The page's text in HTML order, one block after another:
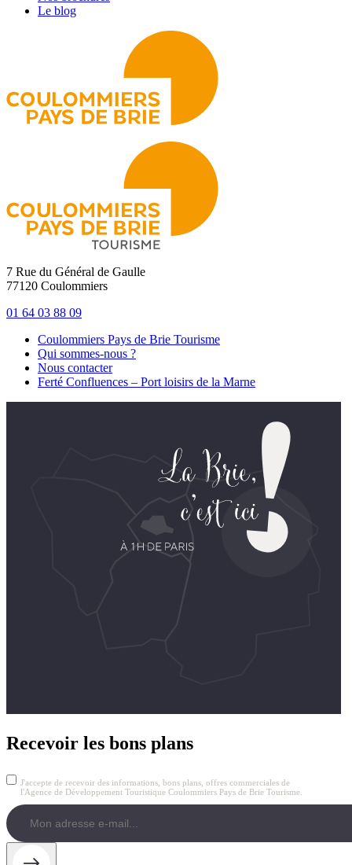
Le blog
7 Rue du Général de Gaulle
77120 Coulommiers
01 64 03 88 09
Coulommiers Pays de Brie Tourisme
Qui sommes-nous ?
Nous contacter
Ferté Confluences – Port loisirs de la Marne
Recevoir les bons plans
J'accepte de recevoir des informations, bons plans, offres commerciales de
l'Agence de Développement Touristique Coulommiers Pays de Brie Tourisme.